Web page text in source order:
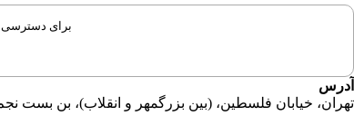
برای دسترسی
آدرس
تهران، خیابان فلسطین، (بین بزرگمهر و انقلاب)، بن بست نجم، پلاک 2، طبقه